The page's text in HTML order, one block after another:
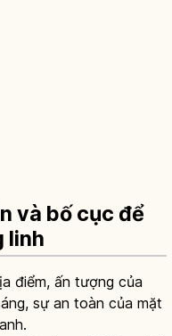
và bố cục để
linh
điểm, ấn tượng của
sự an toàn của mặt